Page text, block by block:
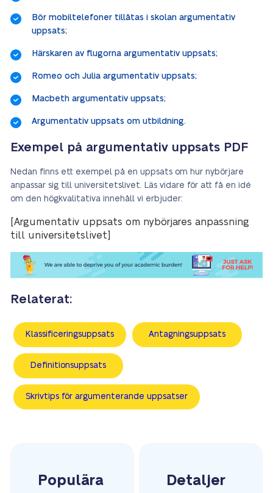
Bör mobiltelefoner tillåtas i skolan argumentativ
uppsats;
Härskaren av flugorna argumentativ uppsats;
Romeo och Julia argumentativ uppsats;
Macbeth argumentativ uppsats;
Argumentativ uppsats om utbildning.
Exempel på argumentativ uppsats PDF
Nedan finns ett exempel på en uppsats om hur nybörjare
anpassar sig till universitetslivet. Läs vidare för att få en idé
om den högkvalitativa innehåll vi erbjuder:
[Argumentativ uppsats om nybörjares anpassning
till universitetslivet]
Relaterat:
Klassificeringsuppsats Antagningsuppsats
Definitionsuppsats
Skrivtips för argumenterande uppsatser
Populära
Detaljer